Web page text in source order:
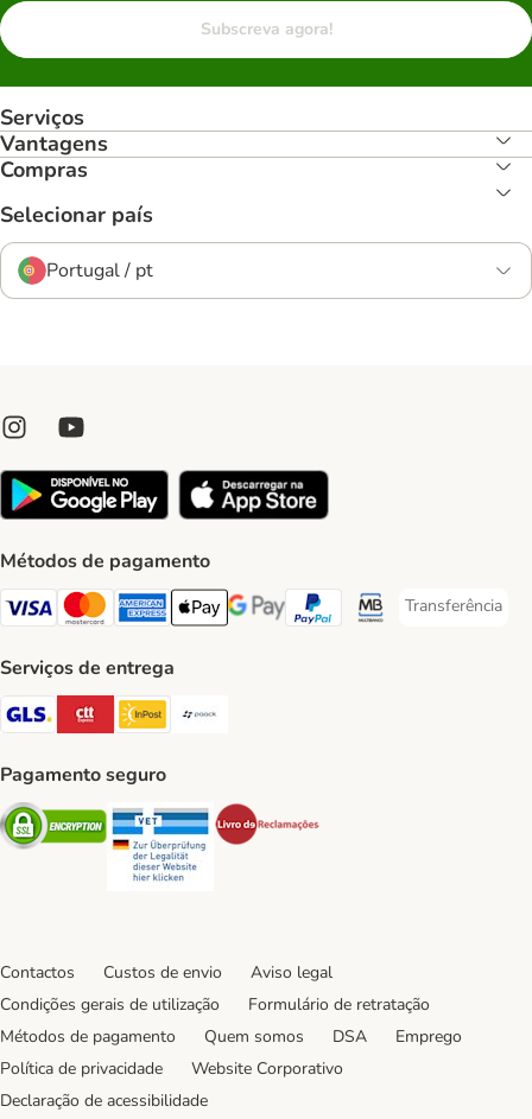
Subscreva agora!
Serviços
Vantagens
Compras
Selecionar país
Portugal / pt
Métodos de pagamento
Visa Payment Method
Mastercard Payment Method
American Express Payment Method
Apple Pay Payment Method
Google Pay Payment Method
PayPal Payment Method
Multibanco Payment
Transferência
Transferência
Serviços de entrega
GLS Shipping Method
CTTExpress Shipping Method
InPost Shipping Method
Pagamento seguro
Security Security
Contactos Custos de envio
Aviso legal
Condições gerais de utilização
Formulário de retratação
Métodos de pagamento
Quem somos DSA
Emprego
Política de privacidade
Website Corporativo
Declaração de acessibilidade